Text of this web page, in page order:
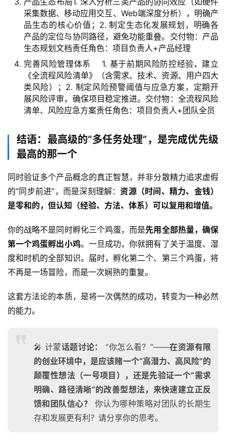
采集数据、移动应用交互、Web端深度分析），明确产
品生态的核心价值；2. 制定生态化发展规划，明确各
产品的定位与协同路径，避免功能重叠。交付物：产品
生态规划文档责任角色：项目负责人+产品经理
完善风险管理体系 1. 基于前期风险防控经验，建立
《全流程风险清单》（含需求、技术、资源、用户四大
类风险）；2. 制定风险预警阈值与应急方案，定期开
展风险评审，确保项目稳定推进。交付物：全流程风险
清单、风险应急方案责任角色：项目负责人+团队全员
结语：最高级的“多任务处理”，是完成优先级
最高的那一个
同时验证多个产品概念的真正智慧，并非分散精力追求虚假
的“同步前进”，而是深刻理解：资源（时间、精力、金钱）
是零和的，但认知（经验、方法、体系）可以复用和增值。
你的战略不是同时孵化三个鸡蛋，而是先用全部热量，确保
第一个鸡蛋孵出小鸡。一旦成功，你就拥有了关于温度、湿
度和时机的全部知识。届时，孵化第二个、第三个鸡蛋，将
不再是一场冒险，而是一次娴熟的重复。
这套方法论的本质，是将一次偶然的成功，转变为一种必然
的能力。
🎤 计蒙话题讨论： “你怎么看？”——在资源有限
的创业环境中，是应该赌一个“高潜力、高风险”的
颠覆性想法（一号项目），还是先验证一个“需求
明确、路径清晰”的改善型想法，来快速建立正反
馈和团队信心？
你认为哪种策略对团队的长期生
存和发展更有利？请分享你的思考。